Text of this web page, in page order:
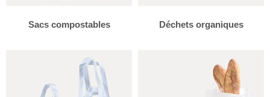
Sacs compostables Déchets organiques